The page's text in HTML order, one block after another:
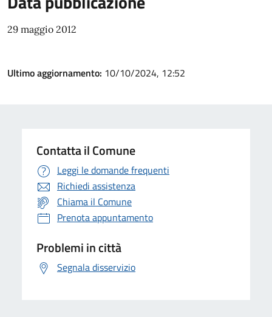
29 maggio 2012
Ultimo aggiornamento: 10/10/2024, 12:52
Contatta il Comune
Leggi le domande frequenti
Richiedi assistenza
Chiama il Comune
Prenota appuntamento
Problemi in città
Segnala disservizio